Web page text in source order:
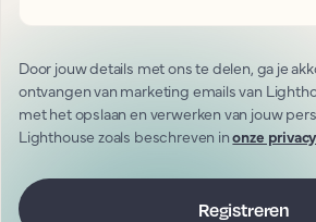
Door jouw details met ons te delen, ga je
ontvangen van marketing emails van
met het opslaan en verwerken van jouw
Lighthouse zoals beschreven inonze